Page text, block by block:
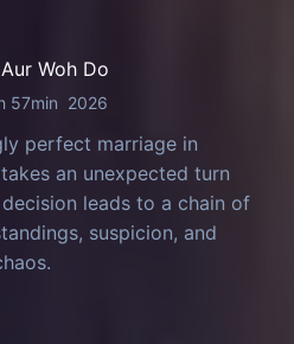
Woh Do
57min 2026
perfect marriage in
an unexpected turn
leads to a chain of
suspicion, and